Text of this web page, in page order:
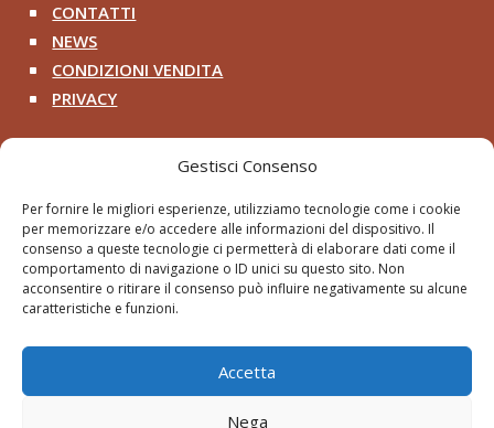
Gestisci Consenso
Per fornire le migliori esperienze, utilizziamo tecnologie come i cookie
per memorizzare e/o accedere alle informazioni del dispositivo. Il
consenso a queste tecnologie ci permetterà di elaborare dati come il
comportamento di navigazione o ID unici su questo sito. Non
acconsentire o ritirare il consenso può influire negativamente su alcune
caratteristiche e funzioni.
Accetta
Nega
^ CONTATTI
^ NEWS
^ CONDIZIONI VENDITA
^ PRIVACY
 +39 333 200 8218
 pithosancientart@gmail.com
 Via Roma 2 – Cerveteri RM